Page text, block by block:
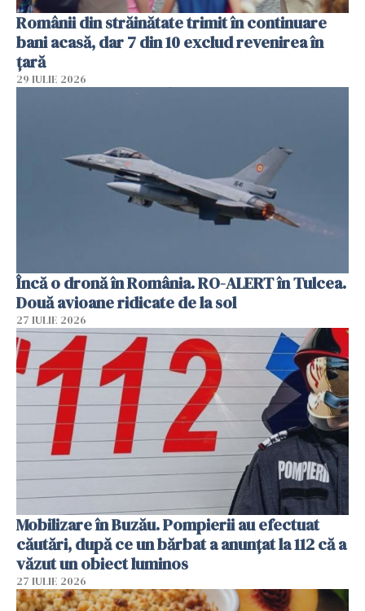
Românii din străinătate trimit în continuare
bani acasă, dar 7 din 10 exclud revenirea în
țară
29 IULIE 2026
Încă o dronă în România. RO-ALERT în Tulcea.
Două avioane ridicate de la sol
27 IULIE 2026
Mobilizare în Buzău. Pompierii au efectuat
căutări, după ce un bărbat a anunțat la 112 că a
văzut un obiect luminos
27 IULIE 2026